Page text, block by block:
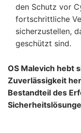
den Schutz vor
fortschrittliche
sicherzustellen,
geschützt sind.
OS Malevich hebt
Zuverlässigkeit
Bestandteil des